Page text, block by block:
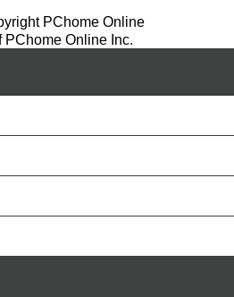
PChome Online
PChome Online Inc.